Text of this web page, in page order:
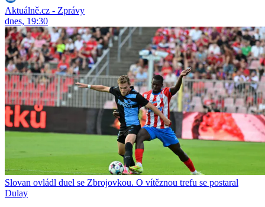
Aktuálně.cz - Zprávy
dnes, 19:30
Slovan ovládl duel se Zbrojovkou. O vítěznou trefu se postaral
Dulay